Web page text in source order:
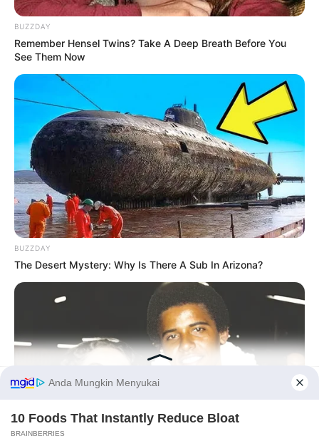
Tampil Lebih Modern, 7 Potret
Hasil Renovasi Rumah Berusia
90 Tahun
PRIVACY POLICY
BUZZDAY
Remember Hensel Twins? Take A Deep Breath Before You
See Them Now
BUZZDAY
The Desert Mystery: Why Is There A Sub In Arizona?
Before You Go